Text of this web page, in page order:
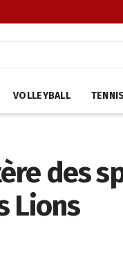
VOLLEYBALL TENNIS
des
Lions